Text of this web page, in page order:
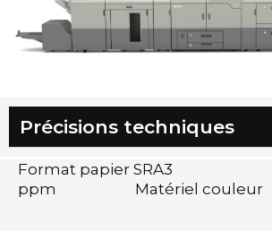
Précisions techniques
Format papier SRA3
ppm Matériel couleur